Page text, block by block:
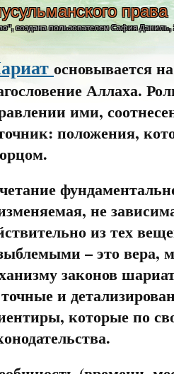
права
", создана пользователемСафия Даниль,
основывается
Аллаха.
ими,
положения,
не
из тех
– это вера,
законов
и
которые по